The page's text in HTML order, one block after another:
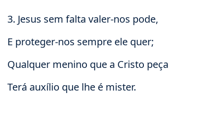
3. Jesus sem falta valer-nos pode,
E proteger-nos sempre ele quer;
Qualquer menino que a Cristo peça
Terá auxílio que lhe é mister.